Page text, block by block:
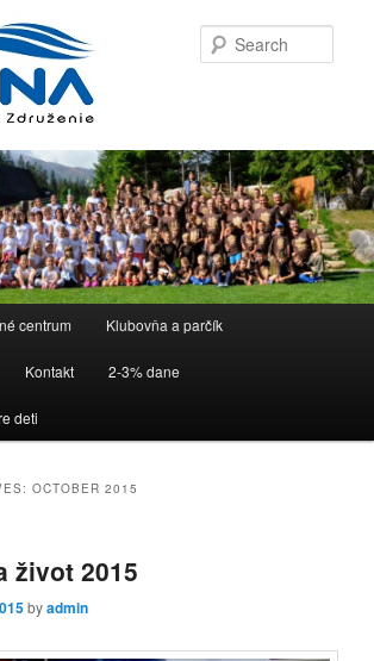
content
content
centrum Klubovňa a parčík
Kontakt 2-3% dane
deti
OCTOBER 2015
život 2015
byadmin